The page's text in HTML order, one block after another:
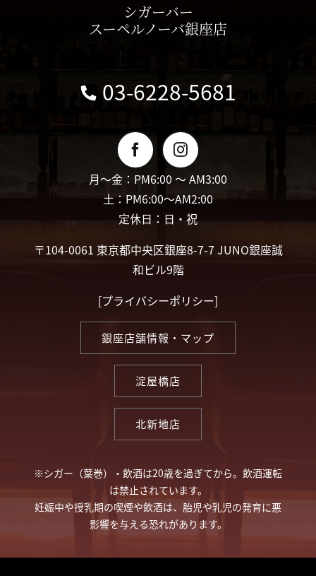
シガーバー
スーペルノーバ銀座店
03-6228-5681
月〜金：PM6:00 〜 AM3:00
土：PM6:00〜AM2:00
定休日：日・祝
〒104-0061 東京都中央区銀座8-7-7 JUNO銀座誠
和ビル9階
[プライバシーポリシー]
銀座店舗情報・マップ
淀屋橋店
北新地店
※シガー（葉巻）・飲酒は20歳を過ぎてから。飲酒運転
は禁止されています。
妊娠中や授乳期の喫煙や飲酒は、胎児や乳児の発育に悪
影響を与える恐れがあります。